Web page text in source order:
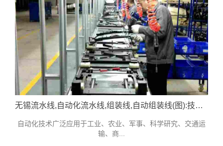
无锡流水线,自动化流水线,组装线,自动组装线(图):技术参考
自动化技术广泛应用于工业、农业、军事、科学研究、交通运
输、商...